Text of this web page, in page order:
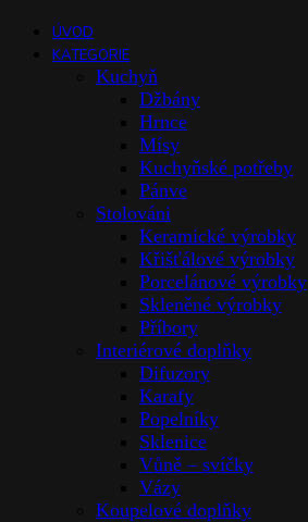
ÚVOD
KATEGORIE
Kuchyň
Džbány
Hrnce
Mísy
Kuchyňské potřeby
Pánve
Stolováni
Keramické výrobky
Křišťálové výrobky
Porcelánové výrobky
Skleněné výrobky
Příbory
Interiérové doplňky
Difuzory
Karafy
Popelníky
Sklenice
Vůně – svíčky
Vázy
Koupelové doplňky